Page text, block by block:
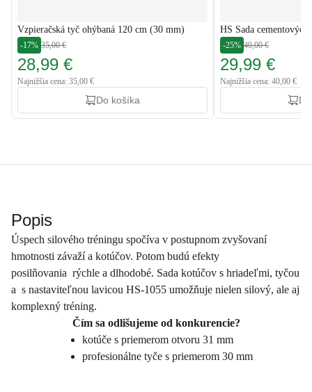
Vzpieračská tyč ohýbaná 120 cm (30 mm)
-17% 35,00 €
28,99 €
Najnižšia cena: 35,00 €
Do košíka
HS Sada
-25% 40,00 €
29,99 €
Najnižšia cena: 40,00 €
Popis
Úspech silového tréningu spočíva v postupnom zvyšovaní
hmotnosti závaží a kotúčov. Potom budú efekty
posilňovania rýchle a dlhodobé. Sada kotúčov s hriadeľmi, tyčou
a s nastaviteľnou lavicou HS-1055 umožňuje nielen silový, ale aj
komplexný tréning.
Čím sa odlišujeme od konkurencie?
kotúče s priemerom otvoru 31 mm
profesionálne tyče s priemerom 30 mm